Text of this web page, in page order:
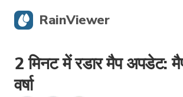
2 मिनट में रडार मैप अपडेट:
वर्षा
RainViewer
लाइव रडार
हरिकेन ट्रैकिंग